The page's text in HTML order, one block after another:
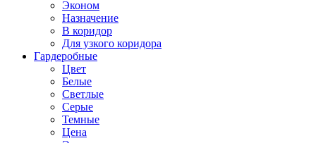
Эконом
Назначение
В коридор
Для узкого коридора
Гардеробные
Цвет
Белые
Светлые
Серые
Темные
Цена